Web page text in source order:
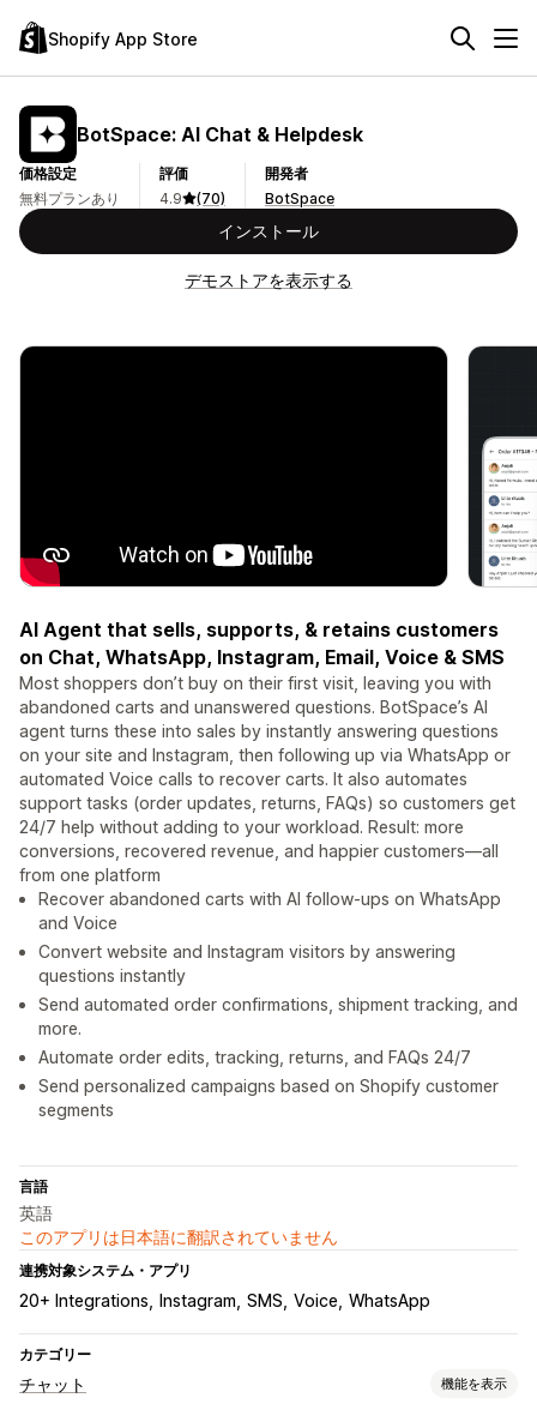
Shopify App Store
BotSpace: AI Chat & Helpdesk
価格設定
無料プランあり
評価
4.9
(70)
開発者
BotSpace
インストール
デモストアを表示する
AI Agent that sells, supports, & retains customers
on Chat, WhatsApp, Instagram, Email, Voice & SMS
Most shoppers don’t buy on their first visit, leaving you with
abandoned carts and unanswered questions. BotSpace’s AI
agent turns these into sales by instantly answering questions
on your site and Instagram, then following up via WhatsApp or
automated Voice calls to recover carts. It also automates
support tasks (order updates, returns, FAQs) so customers get
24/7 help without adding to your workload. Result: more
conversions, recovered revenue, and happier customers—all
from one platform
Recover abandoned carts with AI follow-ups on WhatsApp
and Voice
Convert website and Instagram visitors by answering
questions instantly
Send automated order confirmations, shipment tracking, and
more.
Automate order edits, tracking, returns, and FAQs 24/7
Send personalized campaigns based on Shopify customer
segments
言語
英語
このアプリは日本語に翻訳されていません
連携対象システム・アプリ
20+ Integrations Instagram SMS Voice WhatsApp
カテゴリー
チャット 機能を表示